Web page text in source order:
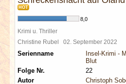
HOT
8,0
Krimi u. Thriller
Christine Rubel 02. September 2022
Serienname
Insel-Krimi -
Blut
Folge Nr.
22
Autor
Christoph